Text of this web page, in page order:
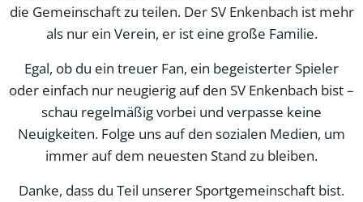
die Gemeinschaft zu teilen. Der SV Enkenbach ist mehr
als nur ein Verein, er ist eine große Familie.
Egal, ob du ein treuer Fan, ein begeisterter Spieler
oder einfach nur neugierig auf den SV Enkenbach bist –
schau regelmäßig vorbei und verpasse keine
Neuigkeiten. Folge uns auf den sozialen Medien, um
immer auf dem neuesten Stand zu bleiben.
Danke, dass du Teil unserer Sportgemeinschaft bist.